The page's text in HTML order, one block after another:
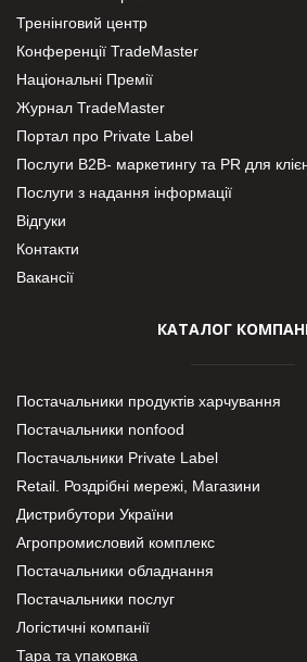
Тренінговий центр
Конференції TradeMaster
Національні Премії
Журнал TradeMaster
Портал про Private Label
Послуги В2В- маркетингу та PR для
Послуги з надання інформації
Відгуки
Контакти
Вакансії
КАТАЛОГ
Постачальники продуктів харчування
Постачальники nonfood
Постачальники Private Label
Retail. Роздрібні мережі, Магазини
Дистрибутори України
Агропромисловий комплекс
Постачальники обладнання
Постачальники послуг
Логістичні компанії
Тара та упаковка